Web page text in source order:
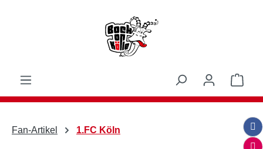
Fan-Artikel 1.FC Köln